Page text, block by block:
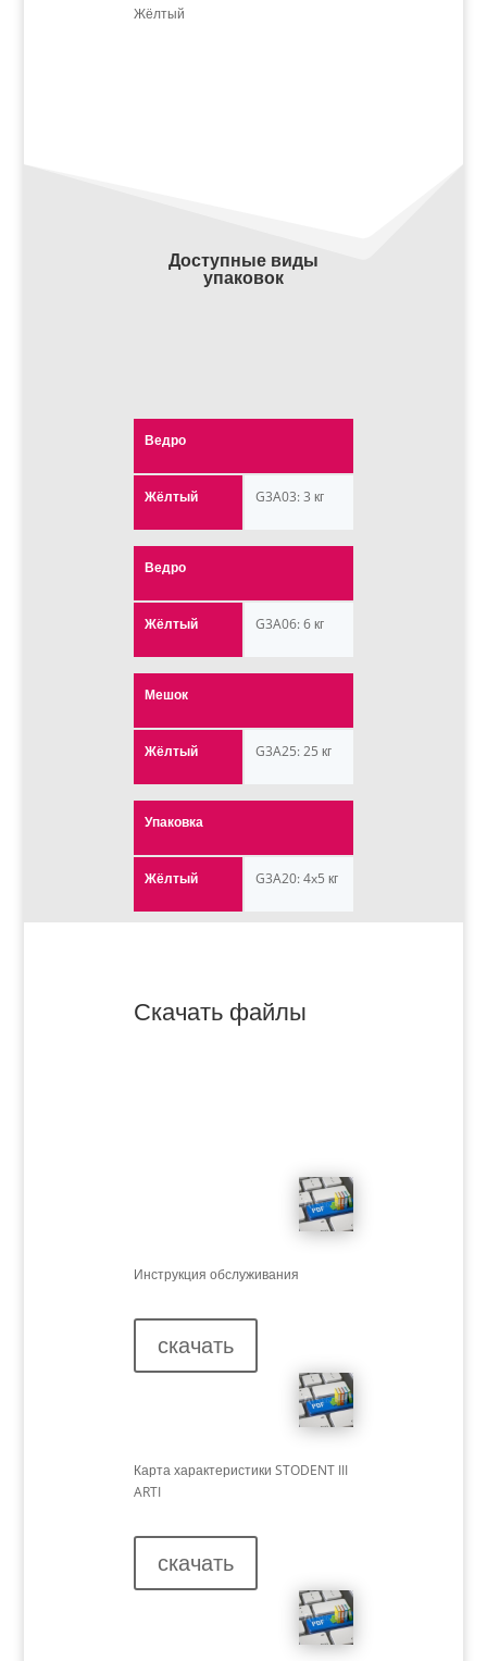
Жёлтый
Доступные виды
упаковок
Жёлтый
Ведро
G3A03: 3 кг
Жёлтый
Ведро
G3A06: 6 кг
Жёлтый
Мешок
G3A25: 25 кг
Жёлтый
Упаковка
G3A20: 4x5 кг
Скачать файлы
Инструкция обслуживания
скачать
Карта характеристики STODENT III
ARTI
скачать